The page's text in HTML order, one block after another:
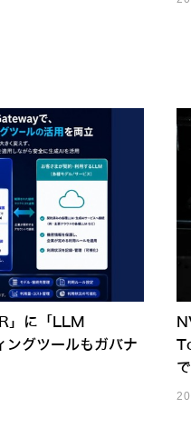
」に「LLM
グツールもガバナ